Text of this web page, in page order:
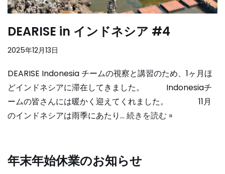
DEARISE in インドネシア #4
2025年12月13日
DEARISE Indonesia チームの視察と講習のため、1ヶ月ほ
どインドネシアに滞在してきました。 Indonesiaチ
ームの皆さんには暖かく迎えてくれました。 11月
のインドネシアは雨季にあたり… 続きを読む »
年末年始休業のお知らせ